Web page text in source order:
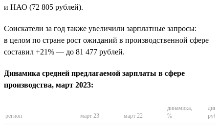
и НАО (72 805 рублей).
Соискатели за год также увеличили зарплатные запросы:
в целом по стране рост ожиданий в производственной сфере
составил +21% — до 81 477 рублей.
Динамика средней предлагаемой зарплаты в сфере
производства, март 2023:
регион март 23 март 22
динамика,
%
руб.